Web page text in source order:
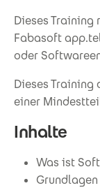
Dieses
Fabasoft
oder
Dieses
einer
Inhalte
Was ist